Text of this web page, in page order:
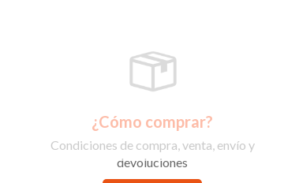
¿Cómo comprar?
Condiciones de compra, venta, envío y
devoluciones